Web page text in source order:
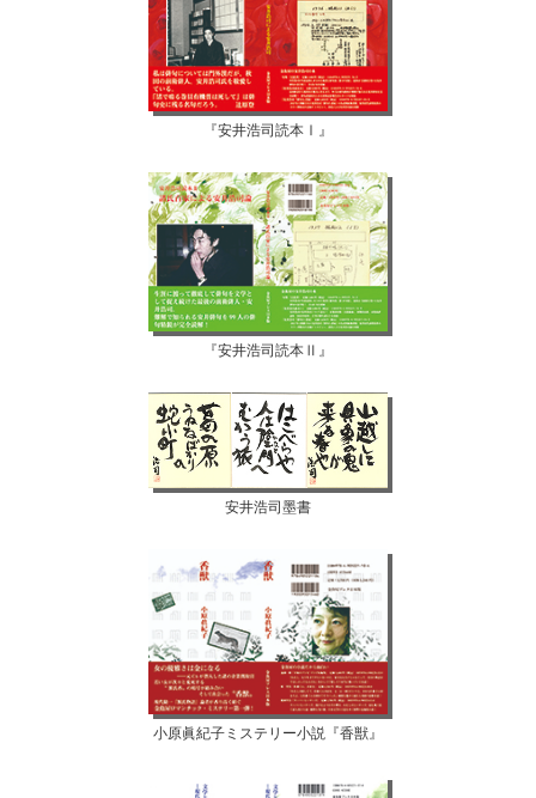
『安井浩司読本Ⅰ』
『安井浩司読本Ⅱ』
安井浩司墨書
小原眞紀子ミステリー小説『香獣』